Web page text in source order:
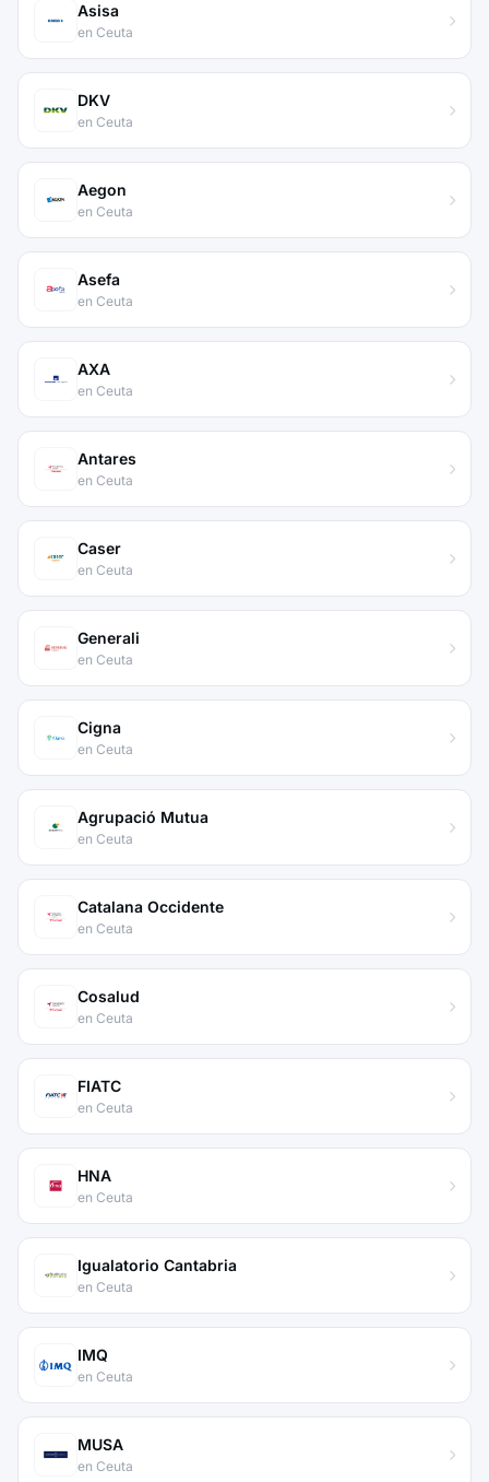
Asisa
en Ceuta
DKV
en Ceuta
Aegon
en Ceuta
Asefa
en Ceuta
AXA
en Ceuta
Antares
en Ceuta
Caser
en Ceuta
Generali
en Ceuta
Cigna
en Ceuta
Agrupació Mutua
en Ceuta
Catalana Occidente
en Ceuta
Cosalud
en Ceuta
FIATC
en Ceuta
HNA
en Ceuta
Igualatorio Cantabria
en Ceuta
IMQ
en Ceuta
MUSA
en Ceuta